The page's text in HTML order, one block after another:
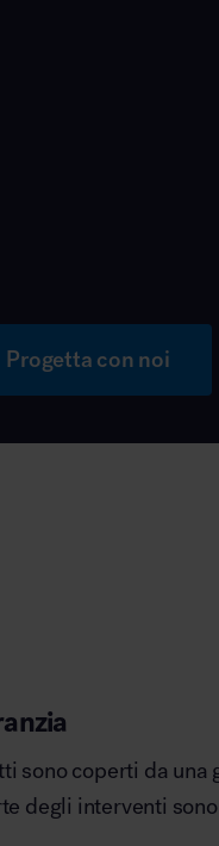
Progetta con noi
sono coperti da una
degli interventi